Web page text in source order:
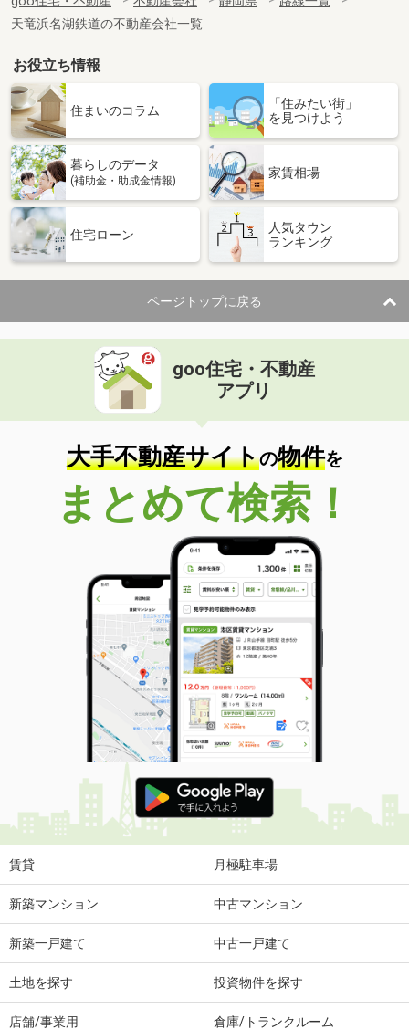
天竜浜名湖鉄道の不動産会社一覧
お役立ち情報
住まいのコラム
「住みたい街」
を見つけよう
暮らしのデータ
(補助金・助成金情報)
家賃相場
住宅ローン
人気タウン
ランキング
ページトップに戻る
goo住宅・不動産
アプリ
大手不動産サイトの物件を
まとめて検索！
賃貸 月極駐車場
新築マンション 中古マンション
新築一戸建て 中古一戸建て
土地を探す 投資物件を探す
店舗/事業用 倉庫/トランクルーム